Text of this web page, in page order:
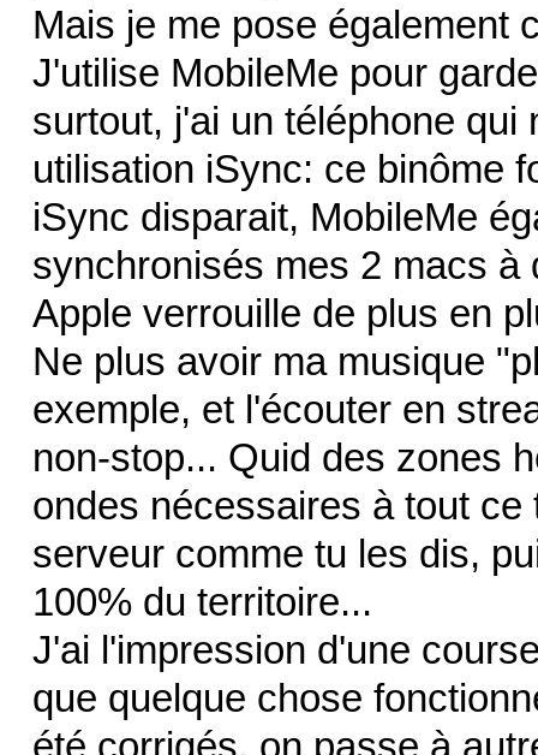
Mais je me pose également
J'utilise MobileMe pour
surtout, j'ai un téléphone
utilisation iSync: ce binôme
iSync disparait, MobileMe
synchronisés mes 2 macs à
Apple verrouille de plus en
Ne plus avoir ma musique
exemple, et l'écouter en
non-stop... Quid des zones
ondes nécessaires à tout
serveur comme tu les dis,
100% du territoire...
J'ai l'impression d'une
que quelque chose